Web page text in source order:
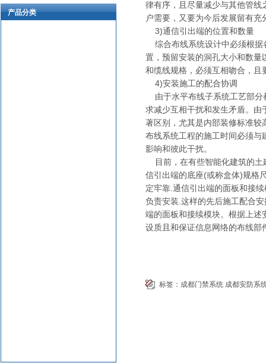
律有序，且尽量减少与其他管
户需要，又要为今后发展留有
3)通信引出端的位置和数量
综合布线系统设计中必须根据
置，预留安装的洞孔大小和数
和缆线规格，必须互相吻合，
4)安装施工的配合协调
由于水平布线子系统工艺部分
求减少互相干扰和发生矛盾。
著区别，尤其是内部装修标准
布线系统工程的施工时间必须
影响和彼此干扰。
目前，在有些智能化建筑的土
信引出端的底座(或称盒体)规格
定牢靠.通信引出端的面板和接
负责安装.这样的先后施工配合
端的面板和接续模块。根据上
设质且和保证信息网络的布线部
标签： 成都门禁系统 成都安防系
产品分类